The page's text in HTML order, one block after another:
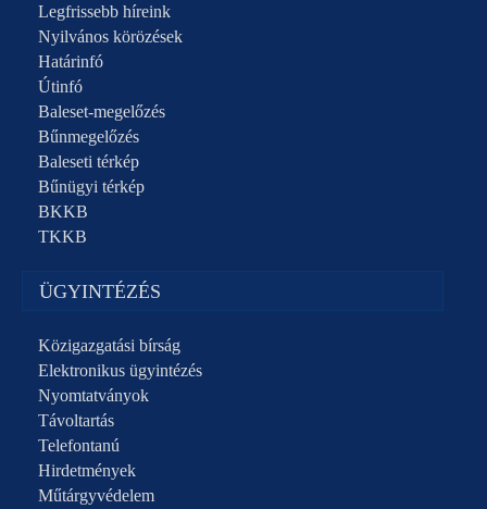
Legfrissebb híreink
Nyilvános körözések
Határinfó
Útinfó
Baleset-megelőzés
Bűnmegelőzés
Baleseti térkép
Bűnügyi térkép
BKKB
TKKB
ÜGYINTÉZÉS
Közigazgatási bírság
Elektronikus ügyintézés
Nyomtatványok
Távoltartás
Telefontanú
Hirdetmények
Műtárgyvédelem